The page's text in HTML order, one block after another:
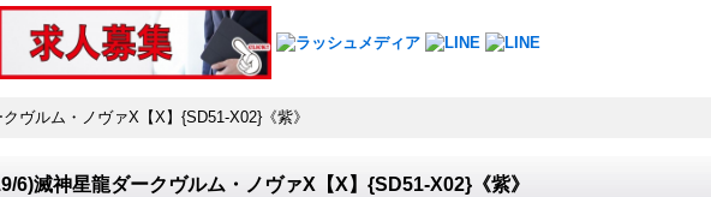
ヴルム・ノヴァX【X】{SD51-X02}《紫》
6)滅神星龍ダークヴルム・ノヴァX【X】{SD51-X02}《紫》